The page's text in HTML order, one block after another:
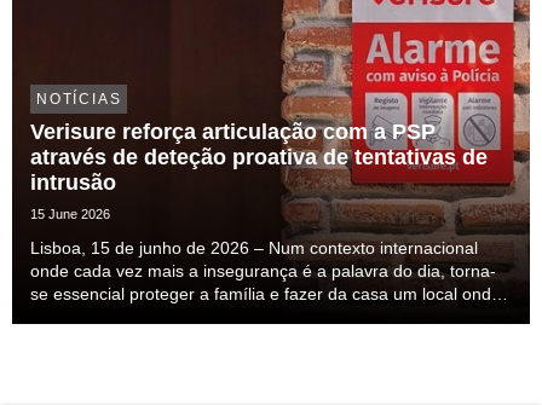
NOTÍCIAS
Verisure reforça articulação com a PSP
através de deteção proativa de tentativas de
intrusão
15 June 2026
Lisboa, 15 de junho de 2026 – Num contexto internacional
onde cada vez mais a insegurança é a palavra do dia, torna-
se essencial proteger a família e fazer da casa um local onde